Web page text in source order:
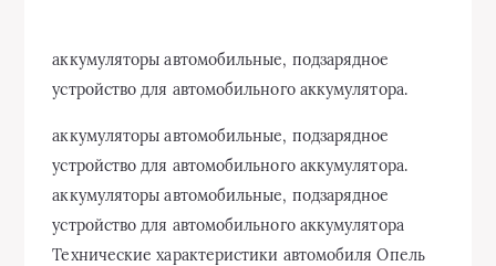
аккумуляторы автомобильные, подзарядное
устройство для автомобильного аккумулятора.
аккумуляторы автомобильные, подзарядное
устройство для автомобильного аккумулятора.
аккумуляторы автомобильные, подзарядное
устройство для автомобильного аккумулятора
Технические характеристики автомобиля Опель